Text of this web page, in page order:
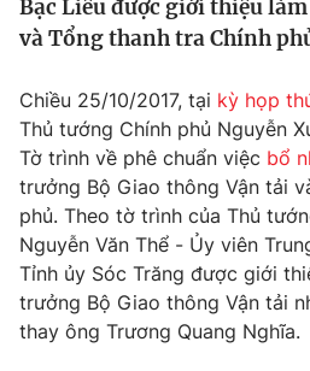
Tin tức
Câu chuyện quốc tế
Kinh tế
Tài chính
Thị trường
Góc doanh nghiệp
Dữ liệu và đời sống
Truyền hình
Phim VTV
Hậu trường
Nhân vật
Giải trí
Điện ảnh
Đời sống
Bạc Liêu được giới thiệu
và Tổng thanh tra Chính
Chiều 25/10/2017, tại kỳ họp
Thủ tướng Chính phủ Nguyễn
Tờ trình về phê chuẩn việc bổ
trưởng Bộ Giao thông Vận tải
phủ. Theo tờ trình của Thủ
Nguyễn Văn Thể - Ủy viên
Tỉnh ủy Sóc Trăng được giới
trưởng Bộ Giao thông Vận tải
thay ông Trương Quang Nghĩa.